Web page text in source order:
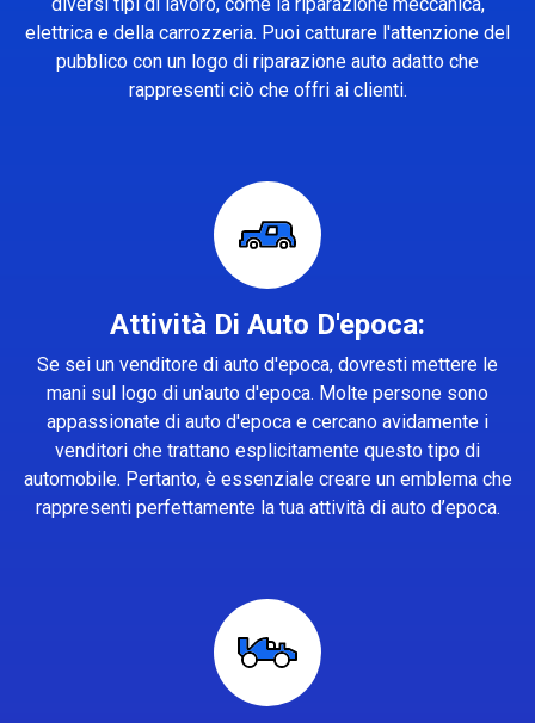
elettrica e della carrozzeria. Puoi catturare l'attenzione del
pubblico con un logo di riparazione auto adatto che
rappresenti ciò che offri ai clienti.
Attività Di Auto D'epoca:
Se sei un venditore di auto d'epoca, dovresti mettere le
mani sul logo di un'auto d'epoca. Molte persone sono
appassionate di auto d'epoca e cercano avidamente i
venditori che trattano esplicitamente questo tipo di
automobile. Pertanto, è essenziale creare un emblema che
rappresenti perfettamente la tua attività di auto d’epoca.